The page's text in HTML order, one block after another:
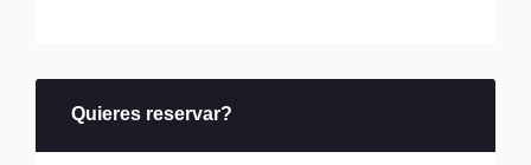
Quieres reservar?